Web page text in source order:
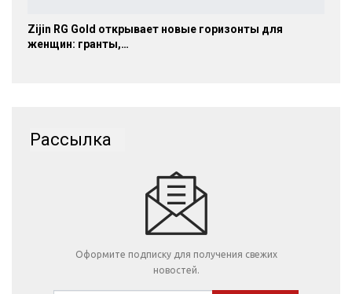
Zijin RG Gold открывает новые горизонты для
женщин: гранты,…
Рассылка
Оформите подписку для получения свежих
новостей.